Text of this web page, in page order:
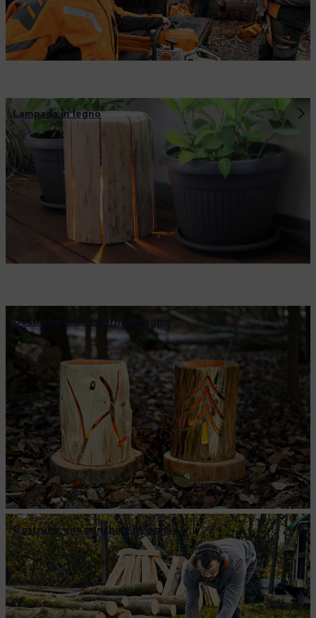
Lampada in legno
Costruire una lanterna in legno
Costruire una panchina in legno